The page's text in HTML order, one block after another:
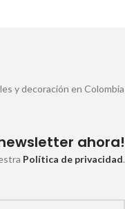
ahora!
Política de privacidad.